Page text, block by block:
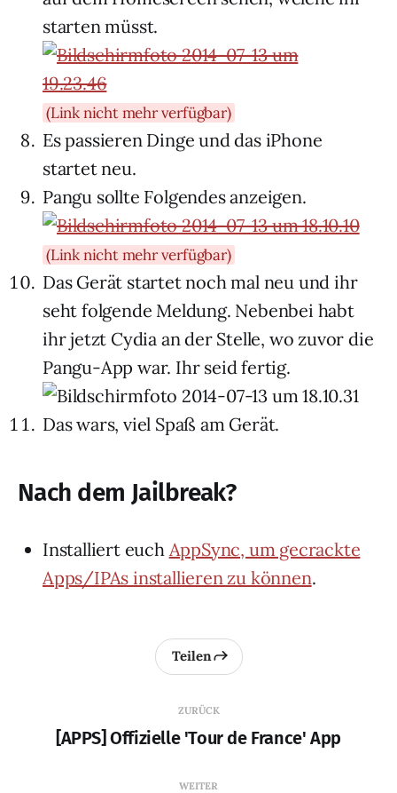
starten müsst.
(Link nicht mehr verfügbar)
Es passieren Dinge und das iPhone
startet neu.
Pangu sollte Folgendes anzeigen.
(Link nicht mehr verfügbar)
Das Gerät startet noch mal neu und ihr
seht folgende Meldung. Nebenbei habt
ihr jetzt Cydia an der Stelle, wo zuvor die
Pangu-App war. Ihr seid fertig.
Das wars, viel Spaß am Gerät.
Nach dem Jailbreak?
Installiert euch AppSync, um gecrackte
Apps/IPAs installieren zu können.
ZURÜCK
[APPS] Offizielle 'Tour de France' App
Teilen
WEITER